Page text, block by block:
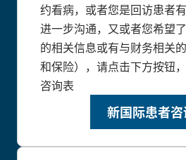
约看病，或者您是回访患者
进一步沟通，又或者您希望
的相关信息或有与财务相关
和保险），请点击下方按钮
咨询表
新国际患者